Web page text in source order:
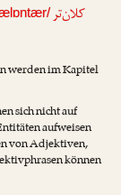
کلان‌تر
werden im Kapitel
sich nicht auf
aufweisen
von Adjektiven,
können